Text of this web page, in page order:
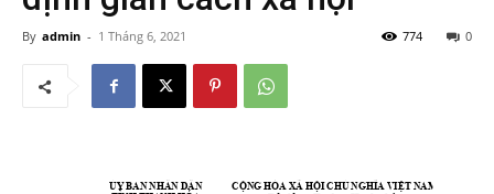
By admin - 1 Tháng 6, 2021 0
774